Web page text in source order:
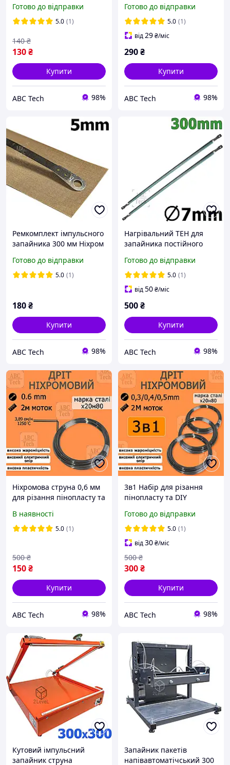
на запайник FS-200M
Шов 2 мм
Готово до відправки
5.0 (1)
130₴
140 ₴
Купити
ABC Tech 98%
FS-900 H Шов 3 мм
Готово до відправки
5.0 (1)
від29₴/міс
290₴
Купити
ABC Tech 98%
Ремкомплект імпульсного
запайника 300 мм Ніхром
FS-305 шов 5 мм
Готово до відправки
5.0 (1)
180₴
Купити
ABC Tech 98%
Нагрівальний ТЕН для
запайника постійного
Діаметр 7 мм Єврошов
ТЕНи 220 В/135 Вт
Готово до відправки
5.0 (1)
від50₴/міс
500₴
Купити
ABC Tech 98%
Ніхромова струна 0,6 мм
для різання пінопласту та
для термоножа та
саморобного різака,
В наявності
5.0 (1)
150₴
500 ₴
Купити
ABC Tech 98%
3в1 Набір для різання
пінопласту та DIY
Нехромовий дріт Х20Н80
для термоножа та
саморобного різання
Готово до відправки
5.0 (1)
від30₴/міс
300₴
500 ₴
Купити
ABC Tech 98%
Кутовий імпульсний
запайник струна
Запайник пакетів
напівавтоматічський 300